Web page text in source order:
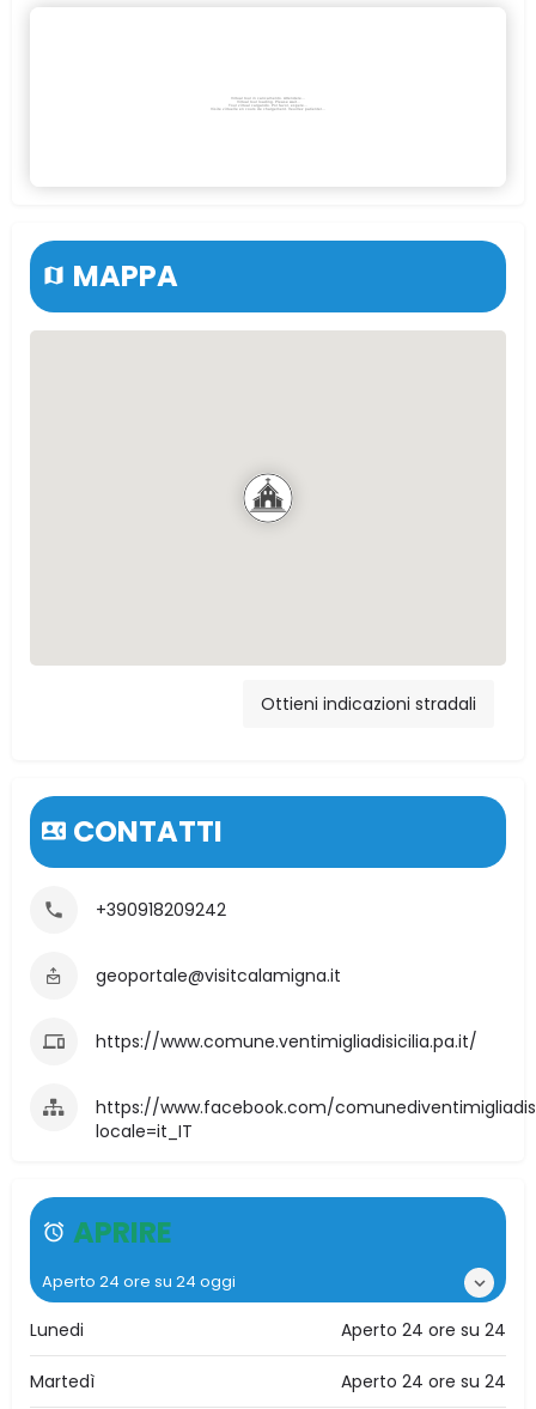
MAPPA
Ottieni indicazioni stradali
CONTATTI
+390918209242
geoportale@visitcalamigna.it
https://www.comune.ventimigliadisicilia.pa.it/
https://www.facebook.com/
locale=it_IT
APRIRE
Aperto 24 ore su 24 oggi
Lunedi Aperto 24 ore su 24
Martedì Aperto 24 ore su 24